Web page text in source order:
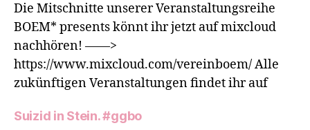
Die Mitschnitte unserer Veranstaltungsreihe
BOEM* presents könnt ihr jetzt auf mixcloud
nachhören! ——>
https://www.mixcloud.com/vereinboem/ Alle
zukünftigen Veranstaltungen findet ihr auf
Suizid in Stein. #ggbo